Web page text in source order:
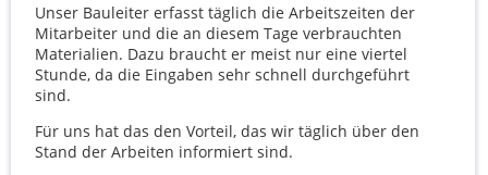
Unser Bauleiter erfasst täglich die Arbeitszeiten der
Mitarbeiter und die an diesem Tage verbrauchten
Materialien. Dazu braucht er meist nur eine viertel
Stunde, da die Eingaben sehr schnell durchgeführt
sind.
Für uns hat das den Vorteil, das wir täglich über den
Stand der Arbeiten informiert sind.